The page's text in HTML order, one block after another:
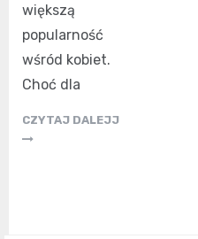
większą
popularność
wśród kobiet.
Choć dla
CZYTAJ DALEJJ